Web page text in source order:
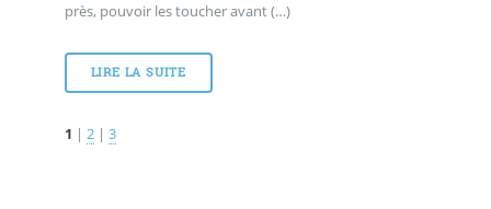
près, pouvoir les toucher avant (…)
LIRE LA SUITE
1 | 2| 3